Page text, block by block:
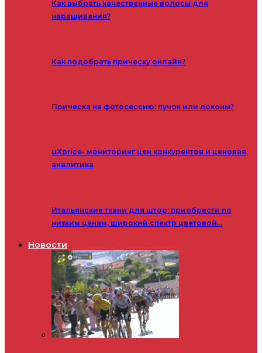
Как выбрать качественные волосы для
наращивания?
Как подобрать прическу онлайн?
Прическа на фотосессию: пучок или локоны?
uXprice- мониторинг цен конкурентов и ценовая
аналитика
Итальянские ткани для штор: приобрести по
низким ценам, широкий спектр цветовой…
Новости